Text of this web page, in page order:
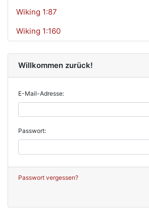
Wiking 1:87
Wiking 1:160
Willkommen zurück!
E-Mail-Adresse:
Passwort:
Passwort vergessen?